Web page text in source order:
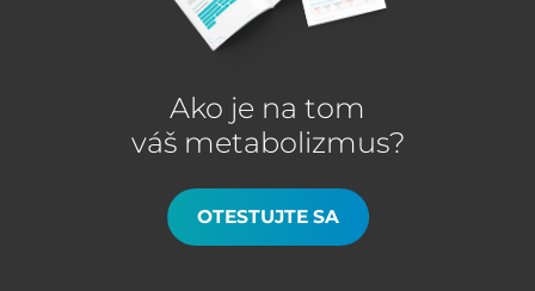
Ako je na tom
váš metabolizmus?
OTESTUJTE SA